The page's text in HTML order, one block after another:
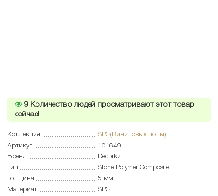
9 Количество людей просматривают этот товар
сейчас!
Коллекция
SPC(Виниловые полы)
Артикул
101649
Бренд
Decorkz
Тип
Stone Polymer Composite
Толщина
5 мм
Материал
SPC